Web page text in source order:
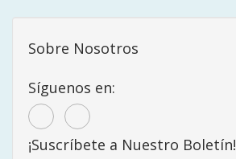
Sobre Nosotros
Síguenos en:
¡Suscríbete a Nuestro Boletín!